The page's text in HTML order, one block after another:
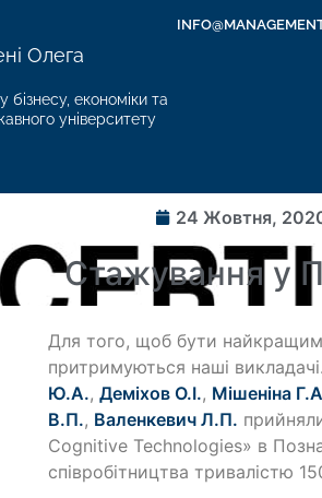
Олега
бізнесу, економіки та
університету
24 Жовтня,
Стажування у
Для того, щоб бути
притримуються наші
Ю.А.,Деміхов О.І., Мішеніна
В.П., Валенкевич Л.П.
Cognitive Technologies» в
співробітництва тривалістю